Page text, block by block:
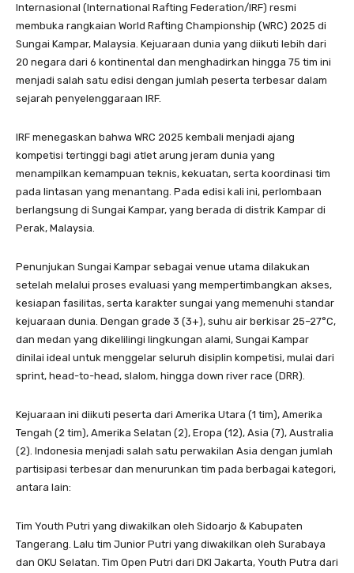
Internasional (International Rafting Federation/IRF) resmi
membuka rangkaian World Rafting Championship (WRC) 2025 di
Sungai Kampar, Malaysia. Kejuaraan dunia yang diikuti lebih dari
20 negara dari 6 kontinental dan menghadirkan hingga 75 tim ini
menjadi salah satu edisi dengan jumlah peserta terbesar dalam
sejarah penyelenggaraan IRF.
IRF menegaskan bahwa WRC 2025 kembali menjadi ajang
kompetisi tertinggi bagi atlet arung jeram dunia yang
menampilkan kemampuan teknis, kekuatan, serta koordinasi tim
pada lintasan yang menantang. Pada edisi kali ini, perlombaan
berlangsung di Sungai Kampar, yang berada di distrik Kampar di
Perak, Malaysia.
Penunjukan Sungai Kampar sebagai venue utama dilakukan
setelah melalui proses evaluasi yang mempertimbangkan akses,
kesiapan fasilitas, serta karakter sungai yang memenuhi standar
kejuaraan dunia. Dengan grade 3 (3+), suhu air berkisar 25–27°C,
dan medan yang dikelilingi lingkungan alami, Sungai Kampar
dinilai ideal untuk menggelar seluruh disiplin kompetisi, mulai dari
sprint, head-to-head, slalom, hingga down river race (DRR).
Kejuaraan ini diikuti peserta dari Amerika Utara (1 tim), Amerika
Tengah (2 tim), Amerika Selatan (2), Eropa (12), Asia (7), Australia
(2). Indonesia menjadi salah satu perwakilan Asia dengan jumlah
partisipasi terbesar dan menurunkan tim pada berbagai kategori,
antara lain:
Tim Youth Putri yang diwakilkan oleh Sidoarjo & Kabupaten
Tangerang. Lalu tim Junior Putri yang diwakilkan oleh Surabaya
dan OKU Selatan. Tim Open Putri dari DKI Jakarta, Youth Putra dari